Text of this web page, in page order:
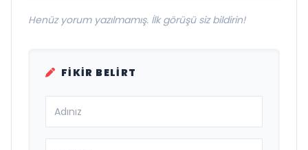
Henüz yorum yazılmamış. İlk görüşü siz bildirin!
FIKIR BELIRT